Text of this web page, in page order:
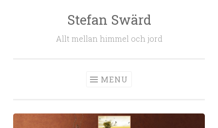
Stefan Swärd
Allt mellan himmel och jord
MENU